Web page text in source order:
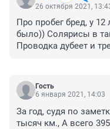
26 октября 2021,
Про пробег бред, у 12
было)) Солярисы в
Проводка дубеет и
Гость
6 января 2021, 14:03
За год, судя по
тысяч км., А всего